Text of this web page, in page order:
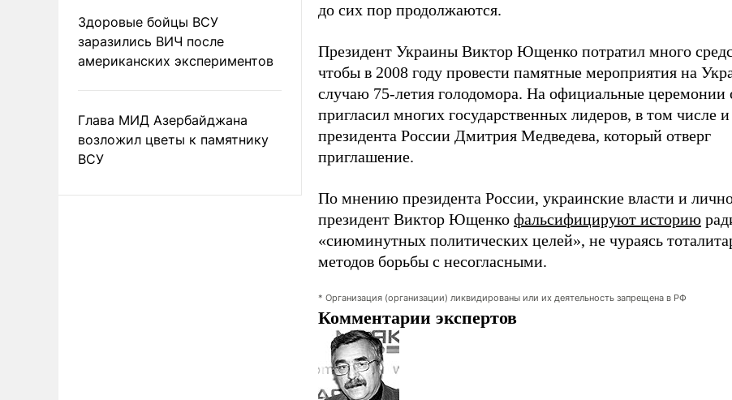
Здоровые бойцы ВСУ
заразились ВИЧ после
американских экспериментов
Глава МИД Азербайджана
возложил цветы к памятнику
ВСУ
до сих пор продолжаются.
Президент Украины Виктор Ющенко потратил много
чтобы в 2008 году провести памятные мероприятия на
случаю 75-летия голодомора. На официальные церемонии
пригласил многих государственных лидеров, в том числе и
президента России Дмитрия Медведева, который отверг
приглашение.
По мнению президента России, украинские власти и
президент Виктор Ющенко фальсифицируют историю
«сиюминутных политических целей», не чураясь
методов борьбы с несогласными.
* Организация (организации) ликвидированы или их деятельность запрещена в РФ
Комментарии экспертов